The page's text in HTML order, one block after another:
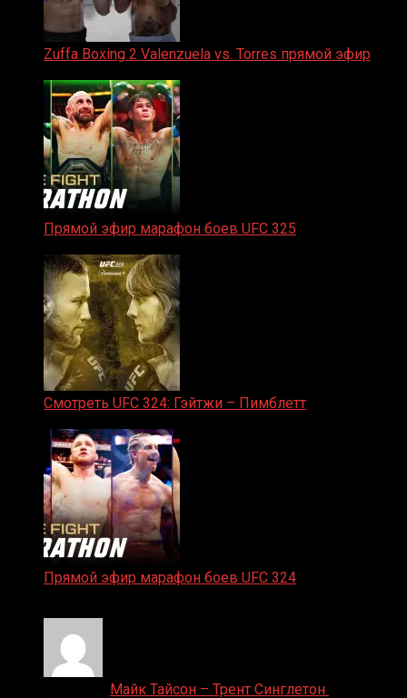
Zuffa Boxing 2 Valenzuela vs. Torres прямой эфир
Прямой эфир марафон боев UFC 325
Смотреть UFC 324: Гэйтжи – Пимблетт
Прямой эфир марафон боев UFC 324
Майк Тайсон – Трент Синглетон